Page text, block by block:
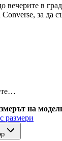
вечерите в
за да
на
размери